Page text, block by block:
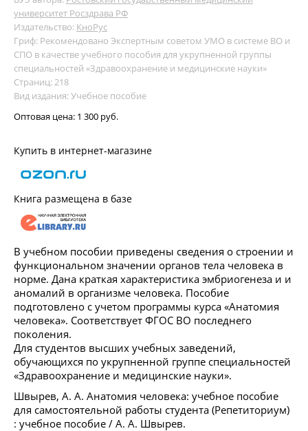
университет Росздрава РФ
Издательство: КноРус
Гриф: Рекомендовано Экспертным советом УМО в системе ВО и
СПО в качестве учебного пособия для укрупненной группы
специальностей «Здравоохранение и медицинские науки»
Страниц: 218
Вид издания: Учебное пособие
Оптовая цена: 1 300 руб.
Купить в интернет-магазине
Книга размещена в базе
В учебном пособии приведены сведения о строении и
функциональном значении органов тела человека в
норме. Дана краткая характеристика эмбриогенеза и и
аномалий в организме человека. Пособие
подготовлено с учетом программы курса «Анатомия
человека». Соответствует ФГОС ВО последнего
поколения.
Для студентов высших учебных заведений,
обучающихся по укрупненной группе специальностей
«Здравоохранение и медицинские науки».
Швырев, А. А. Анатомия человека: учебное пособие
для самостоятельной работы студента (Репетиториум)
: учебное пособие / А. А. Швырев.